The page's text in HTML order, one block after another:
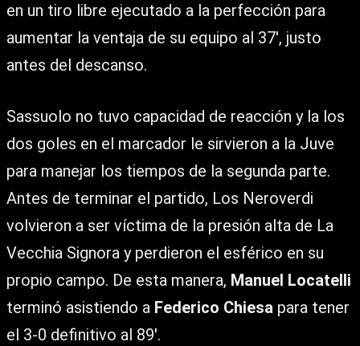
en un tiro libre ejecutado a la perfección para
aumentar la ventaja de su equipo al 37′, justo
antes del descanso.
Sassuolo no tuvo capacidad de reacción y la los
dos goles en el marcador le sirvieron a la Juve
para manejar los tiempos de la segunda parte.
Antes de terminar el partido, Los Neroverdi
volvieron a ser víctima de la presión alta de La
Vecchia Signora y perdieron el esférico en su
propio campo. De esta manera, Manuel Locatelli
terminó asistiendo a Federico Chiesa para tener
el 3-0 definitivo al 89′.